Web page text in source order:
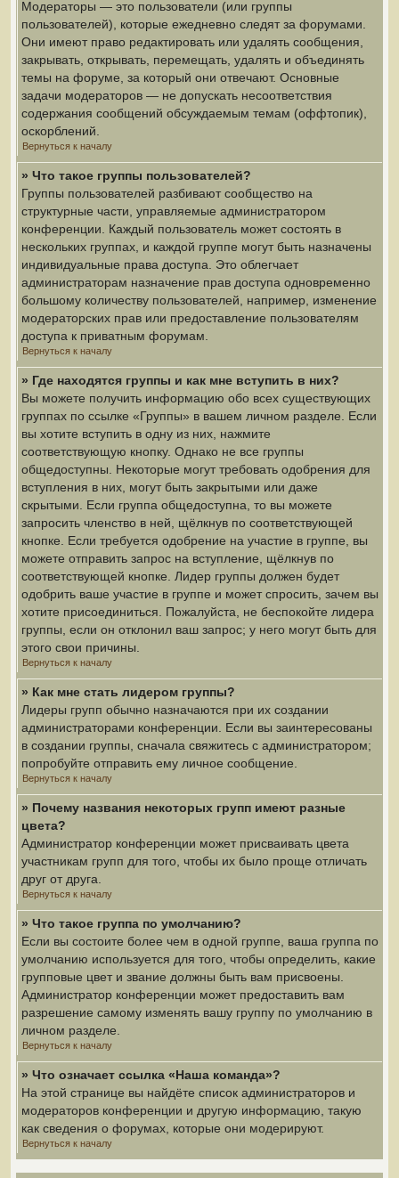
Модераторы — это пользователи (или группы
пользователей), которые ежедневно следят за форумами.
Они имеют право редактировать или удалять сообщения,
закрывать, открывать, перемещать, удалять и объединять
темы на форуме, за который они отвечают. Основные
задачи модераторов — не допускать несоответствия
содержания сообщений обсуждаемым темам (оффтопик),
оскорблений.
Вернуться к началу
» Что такое группы пользователей?
Группы пользователей разбивают сообщество на
структурные части, управляемые администратором
конференции. Каждый пользователь может состоять в
нескольких группах, и каждой группе могут быть назначены
индивидуальные права доступа. Это облегчает
администраторам назначение прав доступа одновременно
большому количеству пользователей, например, изменение
модераторских прав или предоставление пользователям
доступа к приватным форумам.
Вернуться к началу
» Где находятся группы и как мне вступить в них?
Вы можете получить информацию обо всех существующих
группах по ссылке «Группы» в вашем личном разделе. Если
вы хотите вступить в одну из них, нажмите
соответствующую кнопку. Однако не все группы
общедоступны. Некоторые могут требовать одобрения для
вступления в них, могут быть закрытыми или даже
скрытыми. Если группа общедоступна, то вы можете
запросить членство в ней, щёлкнув по соответствующей
кнопке. Если требуется одобрение на участие в группе, вы
можете отправить запрос на вступление, щёлкнув по
соответствующей кнопке. Лидер группы должен будет
одобрить ваше участие в группе и может спросить, зачем вы
хотите присоединиться. Пожалуйста, не беспокойте лидера
группы, если он отклонил ваш запрос; у него могут быть для
этого свои причины.
Вернуться к началу
» Как мне стать лидером группы?
Лидеры групп обычно назначаются при их создании
администраторами конференции. Если вы заинтересованы
в создании группы, сначала свяжитесь с администратором;
попробуйте отправить ему личное сообщение.
Вернуться к началу
» Почему названия некоторых групп имеют разные
цвета?
Администратор конференции может присваивать цвета
участникам групп для того, чтобы их было проще отличать
друг от друга.
Вернуться к началу
» Что такое группа по умолчанию?
Если вы состоите более чем в одной группе, ваша группа по
умолчанию используется для того, чтобы определить, какие
групповые цвет и звание должны быть вам присвоены.
Администратор конференции может предоставить вам
разрешение самому изменять вашу группу по умолчанию в
личном разделе.
Вернуться к началу
» Что означает ссылка «Наша команда»?
На этой странице вы найдёте список администраторов и
модераторов конференции и другую информацию, такую
как сведения о форумах, которые они модерируют.
Вернуться к началу